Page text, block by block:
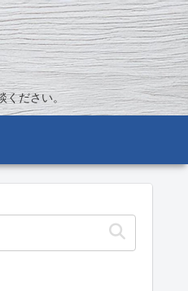
ください。